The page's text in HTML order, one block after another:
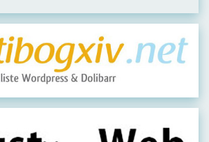
Visiter leur site